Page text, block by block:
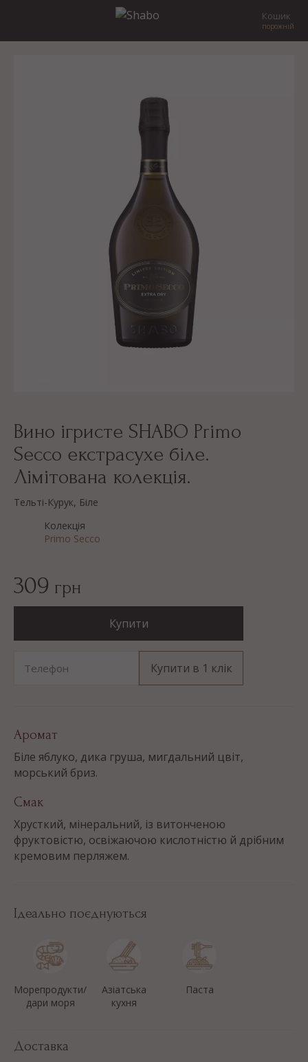
Кошик
порожній
Вино ігристе SHABO Primo
Secco екстрасухе біле.
Лімітована колекція.
Тельті-Курук, Біле
Колекція
Primo Secco
309 грн
Купити
Телефон Купити в 1 клік
Аромат
Біле яблуко, дика груша, мигдальний цвіт,
морський бриз.
Смак
Хрусткий, мінеральний, із витонченою
фруктовістю, освіжаючою кислотністю й дрібним
кремовим перляжем.
Ідеально поєднуються
Морепродукти/
дари моря
Азіатська
кухня
Паста
Доставка